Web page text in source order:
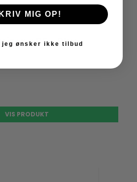
BF - Blue
VIS PRODUKT
MIG OP!
jeg ønsker ikke tilbud